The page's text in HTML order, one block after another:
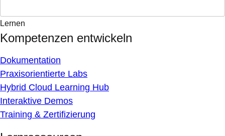
Lernen
Kompetenzen entwickeln
Dokumentation
Praxisorientierte Labs
Hybrid Cloud Learning Hub
Interaktive Demos
Training & Zertifizierung